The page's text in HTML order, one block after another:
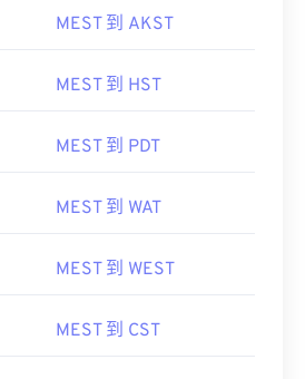
MEST 到 AKST
MEST 到 HST
MEST 到 PDT
MEST 到 WAT
MEST 到 WEST
MEST 到 CST